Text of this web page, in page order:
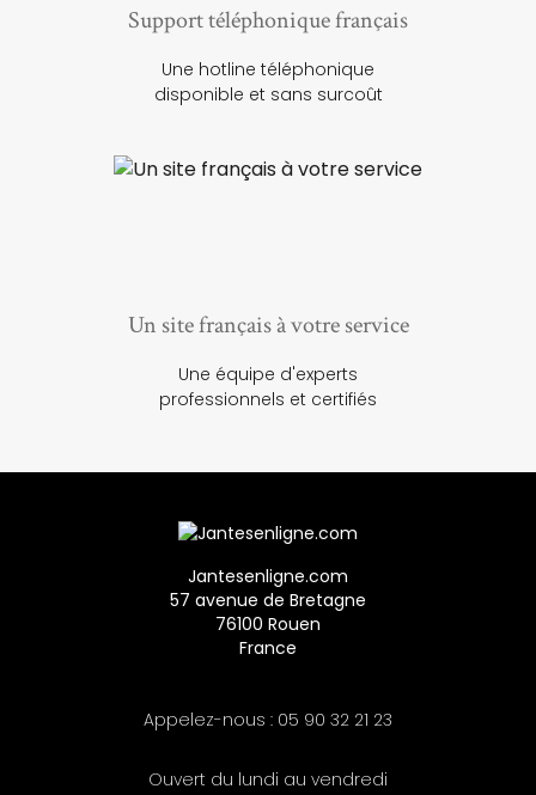
Support téléphonique français
Une hotline téléphonique
disponible et sans surcoût
Un site français à votre service
Une équipe d'experts
professionnels et certifiés
Jantesenligne.com
57 avenue de Bretagne
76100 Rouen
France
Appelez-nous : 05 90 32 21 23
Ouvert du lundi au vendredi